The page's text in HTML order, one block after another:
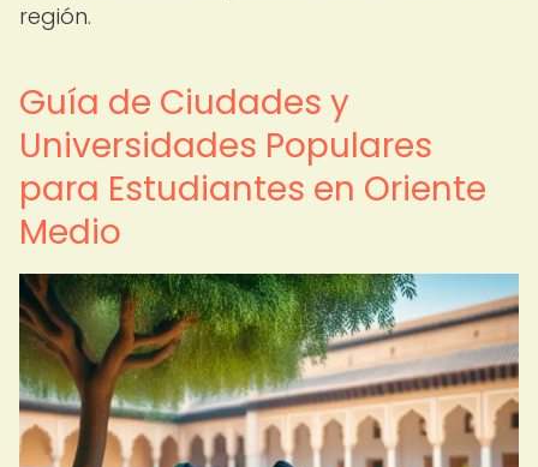
región.
Guía de Ciudades y
Universidades Populares
para Estudiantes en Oriente
Medio